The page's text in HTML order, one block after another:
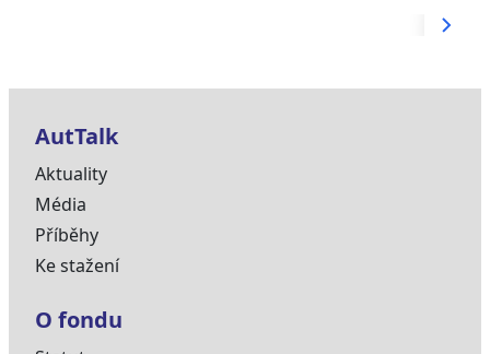
AutTalk
Aktuality
Média
Příběhy
Ke stažení
O fondu